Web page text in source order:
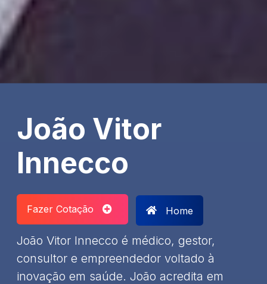
João Vitor
Innecco
Fazer Cotação Home
João Vitor Innecco é médico, gestor,
consultor e empreendedor voltado à
inovação em saúde. João acredita em